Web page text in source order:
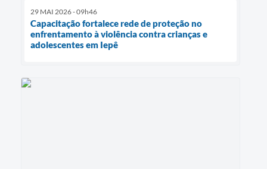
29 MAI 2026 - 09h46
Capacitação fortalece rede de proteção no
enfrentamento à violência contra crianças e
adolescentes em Iepê